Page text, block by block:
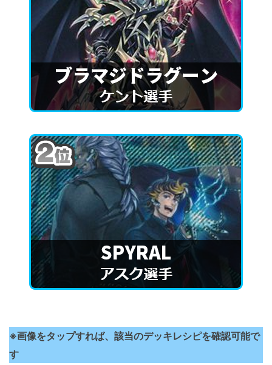
※画像をタップすれば、該当のデッキレシピを確認可能で
す